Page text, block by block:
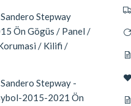
Stepway
Ön Gögüs / Panel /
/ Kilifi /
Stepway -
2015-2021 Ön